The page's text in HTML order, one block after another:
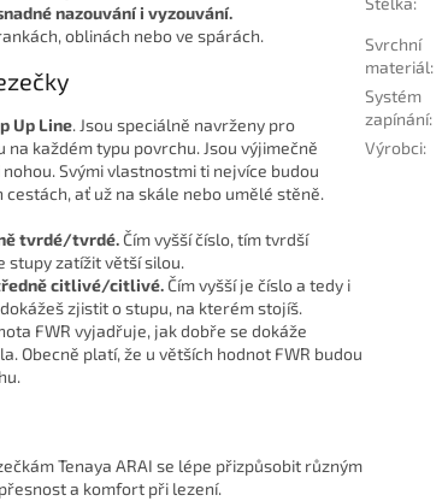
nazouvání i vyzouvání.
oblinách nebo ve spárách.
Up Line. Jsou speciálně navrženy pro
každém typu povrchu. Jsou výjimečně
Svými vlastnostmi ti nejvíce budou
ať už na skále nebo umělé stěně.
tvrdé/tvrdé. Čím vyšší číslo, tím tvrdší
stupy zatížit větší silou.
citlivé/citlivé. Čím vyšší je číslo a tedy i
zjistit o stupu, na kterém stojíš.
FWR vyjadřuje, jak dobře se dokáže
Obecně platí, že u větších hodnot FWR budou
Tenaya ARAI se lépe přizpůsobit různým
a komfort při lezení.
Svrchní
materiál:
Systém
zapínání:
Výrobci: